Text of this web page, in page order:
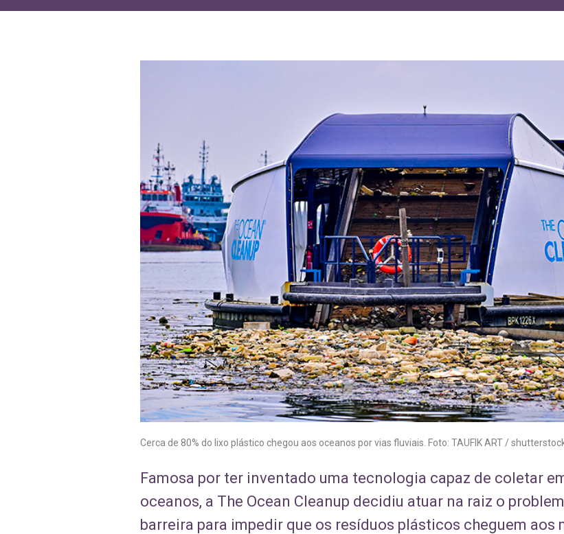
Cerca de 80% do lixo plástico chegou aos oceanos por vias fluviais. Foto: TAUFIK ART /
Famosa por ter inventado uma tecnologia capaz de coletar
oceanos, a The Ocean Cleanup decidiu atuar na raiz o
barreira para impedir que os resíduos plásticos cheguem aos